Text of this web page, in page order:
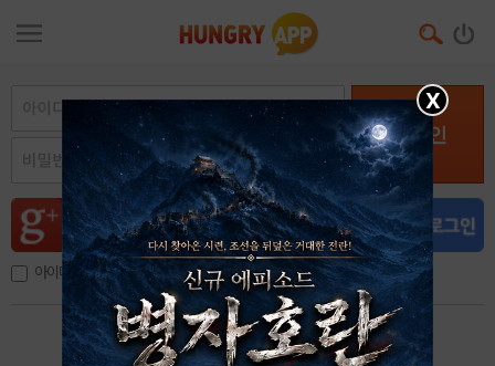
로그인
아이디, 이메일 저장
아이디 / 비밀번호 찾기 회원가입
X